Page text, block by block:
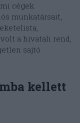
cégek
munkatársait,
a hivatali rend,
sajtó
kellett